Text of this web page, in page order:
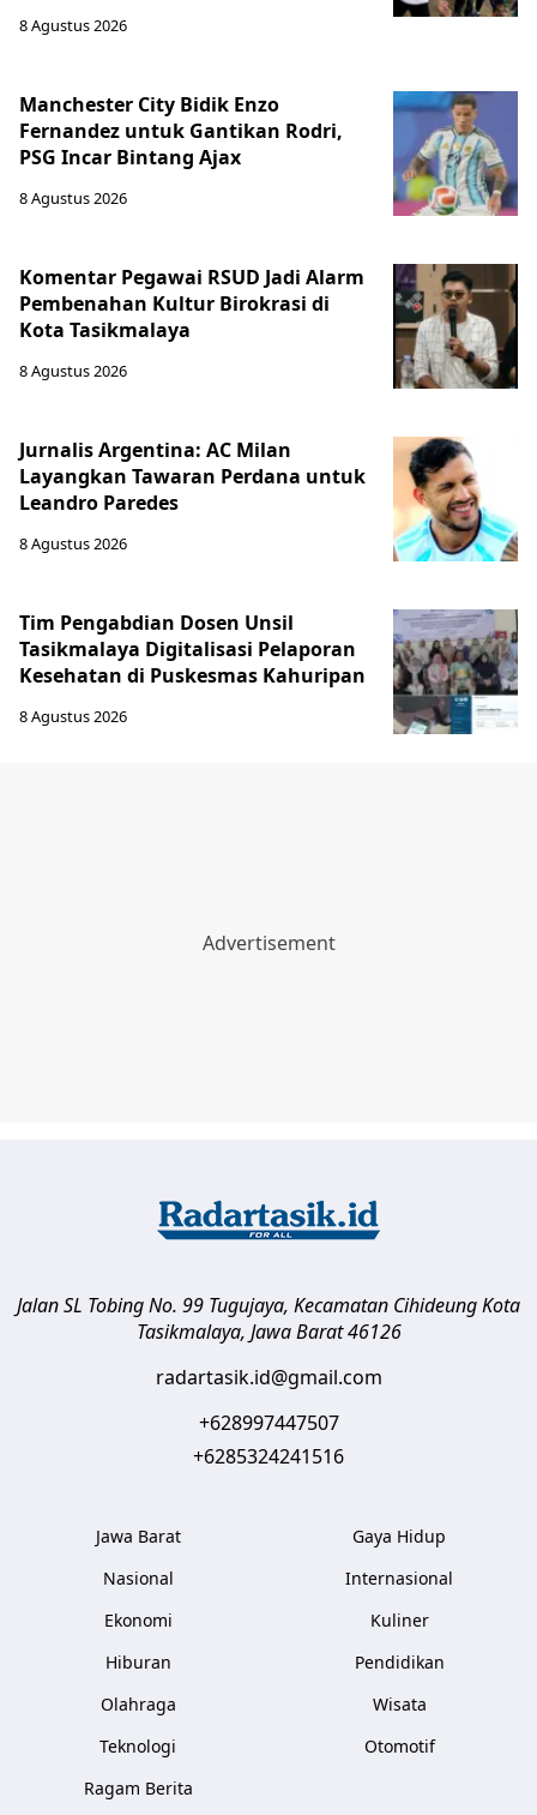
8 Agustus 2026
Manchester City Bidik Enzo
Fernandez untuk Gantikan Rodri,
PSG Incar Bintang Ajax
8 Agustus 2026
Komentar Pegawai RSUD Jadi Alarm
Pembenahan Kultur Birokrasi di
Kota Tasikmalaya
8 Agustus 2026
Jurnalis Argentina: AC Milan
Layangkan Tawaran Perdana untuk
Leandro Paredes
8 Agustus 2026
Tim Pengabdian Dosen Unsil
Tasikmalaya Digitalisasi Pelaporan
Kesehatan di Puskesmas Kahuripan
8 Agustus 2026
Jalan SL Tobing No. 99 Tugujaya, Kecamatan CihideungKota
Tasikmalaya, Jawa Barat 46126
radartasik.id@gmail.com
+628997447507
+6285324241516
Jawa Barat
Nasional
Ekonomi
Hiburan
Olahraga
Teknologi
Ragam Berita
Gaya Hidup
Internasional
Kuliner
Pendidikan
Wisata
Otomotif